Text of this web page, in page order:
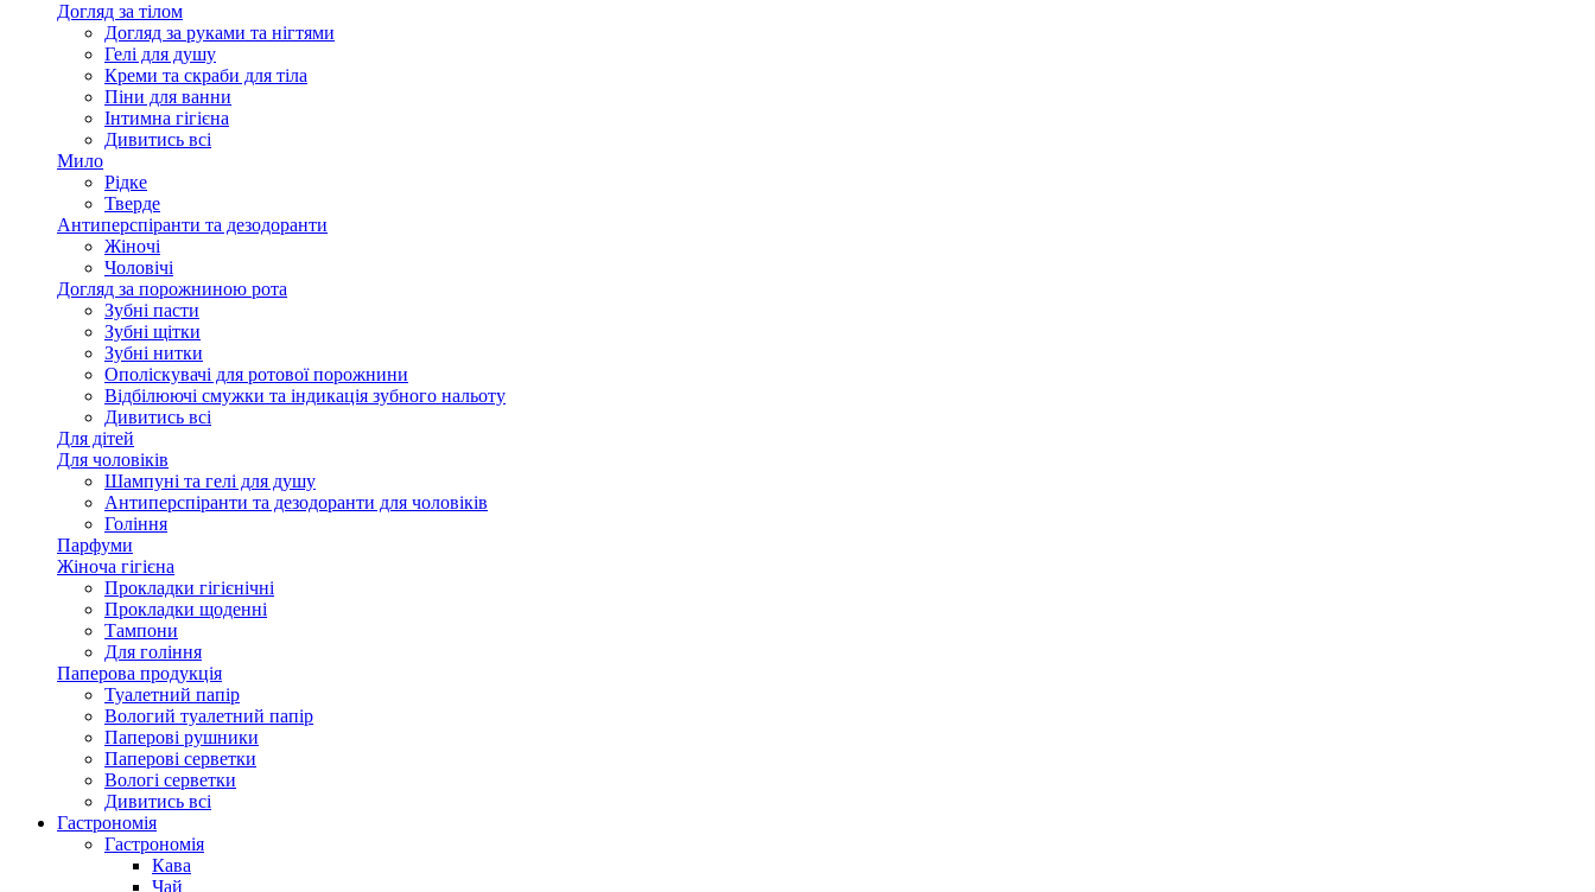
Догляд за тілом
Догляд за руками та нігтями
Гелі для душу
Креми та скраби для тіла
Піни для ванни
Інтимна гігієна
Дивитись всі
Мило
Рідке
Тверде
Антиперспіранти та дезодоранти
Жіночі
Чоловічі
Догляд за порожниною рота
Зубні пасти
Зубні щітки
Зубні нитки
Ополіскувачі для ротової порожнини
Відбілюючі смужки та індикація зубного нальоту
Дивитись всі
Для дітей
Для чоловіків
Шампуні та гелі для душу
Антиперспіранти та дезодоранти для чоловіків
Гоління
Парфуми
Жіноча гігієна
Прокладки гігієнічні
Прокладки щоденні
Тампони
Для гоління
Паперова продукція
Туалетний папір
Вологий туалетний папір
Паперові рушники
Паперові серветки
Вологі серветки
Дивитись всі
Гастрономія
Гастрономія
Кава
Чай